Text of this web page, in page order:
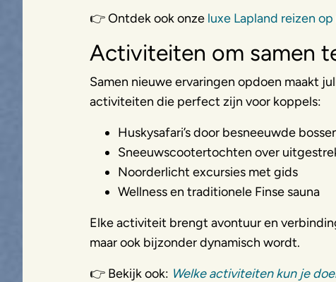
👉 Ontdek ook onze luxe Lapland reizen op
Activiteiten om samen
Samen nieuwe ervaringen opdoen maakt
activiteiten die perfect zijn voor koppels:
Huskysafari’s door besneeuwde
Sneeuwscootertochten over
Noorderlicht excursies met gids
Wellness en traditionele Finse sauna
Elke activiteit brengt avontuur en
maar ook bijzonder dynamisch wordt.
👉 Bekijk ook: Welke activiteiten kun je